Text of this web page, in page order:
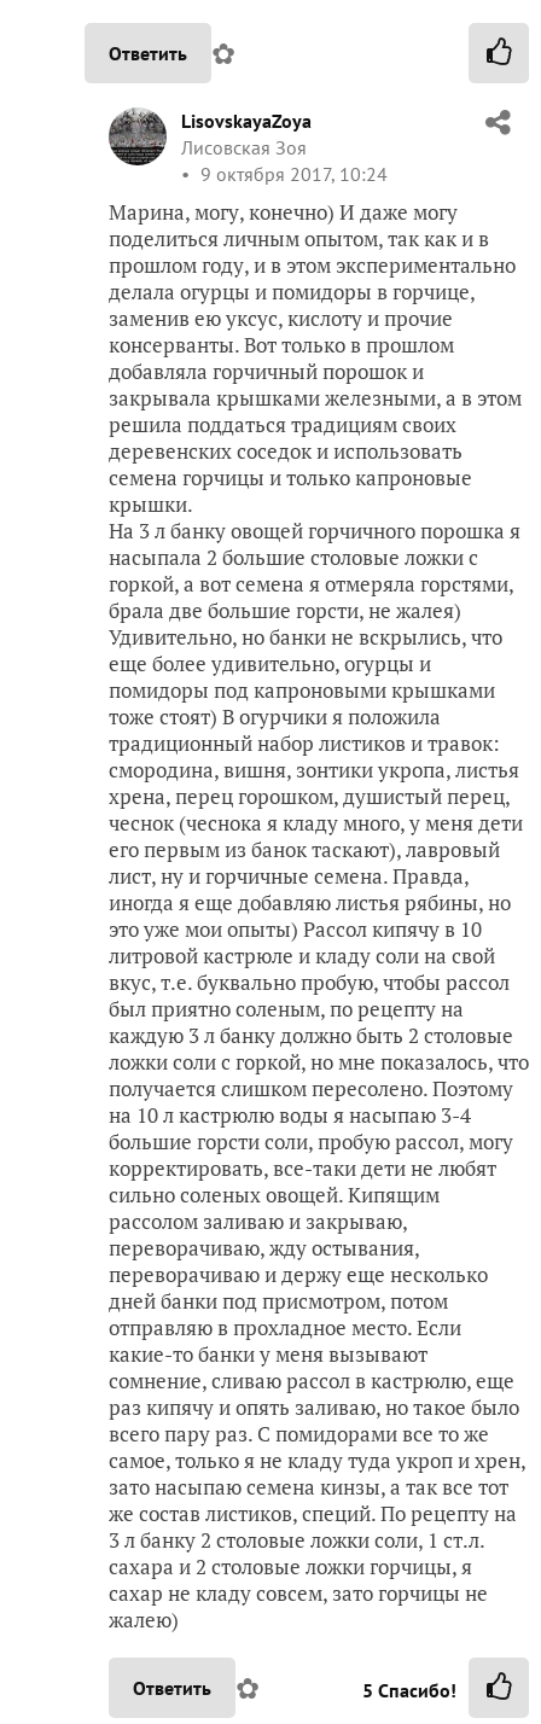
Ответить ✿
LisovskayaZoya
Лисовская Зоя
9 октября 2017, 10:24
Марина, могу, конечно) И даже могу
поделиться личным опытом, так как и в
прошлом году, и в этом экспериментально
делала огурцы и помидоры в горчице,
заменив ею уксус, кислоту и прочие
консерванты. Вот только в прошлом
добавляла горчичный порошок и
закрывала крышками железными, а в этом
решила поддаться традициям своих
деревенских соседок и использовать
семена горчицы и только капроновые
крышки.
На 3 л банку овощей горчичного порошка я
насыпала 2 большие столовые ложки с
горкой, а вот семена я отмеряла горстями,
брала две большие горсти, не жалея)
Удивительно, но банки не вскрылись, что
еще более удивительно, огурцы и
помидоры под капроновыми крышками
тоже стоят) В огурчики я положила
традиционный набор листиков и травок:
смородина, вишня, зонтики укропа, листья
хрена, перец горошком, душистый перец,
чеснок (чеснока я кладу много, у меня дети
его первым из банок таскают), лавровый
лист, ну и горчичные семена. Правда,
иногда я еще добавляю листья рябины, но
это уже мои опыты) Рассол кипячу в 10
литровой кастрюле и кладу соли на свой
вкус, т.е. буквально пробую, чтобы рассол
был приятно соленым, по рецепту на
каждую 3 л банку должно быть 2 столовые
ложки соли с горкой, но мне показалось, что
получается слишком пересолено. Поэтому
на 10 л кастрюлю воды я насыпаю 3-4
большие горсти соли, пробую рассол, могу
корректировать, все-таки дети не любят
сильно соленых овощей. Кипящим
рассолом заливаю и закрываю,
переворачиваю, жду остывания,
переворачиваю и держу еще несколько
дней банки под присмотром, потом
отправляю в прохладное место. Если
какие-то банки у меня вызывают
сомнение, сливаю рассол в кастрюлю, еще
раз кипячу и опять заливаю, но такое было
всего пару раз. С помидорами все то же
самое, только я не кладу туда укроп и хрен,
зато насыпаю семена кинзы, а так все тот
же состав листиков, специй. По рецепту на
3 л банку 2 столовые ложки соли, 1 ст.л.
сахара и 2 столовые ложки горчицы, я
сахар не кладу совсем, зато горчицы не
жалею)
Ответить ✿ 5 Спасибо!